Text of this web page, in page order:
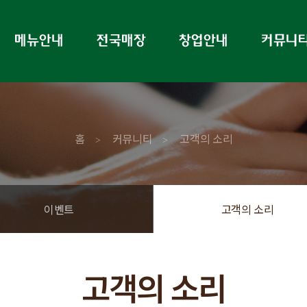
홈 > 커뮤니티 > 고객의 소리
이벤트 고객의 소리
고객의 소리